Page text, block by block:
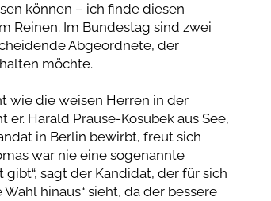
können – ich finde diesen
Reinen. Im Bundestag sind zwei
Abgeordnete, der
möchte.
wie die weisen Herren in der
Harald Prause-Kosubek aus See,
in Berlin bewirbt, freut sich
war nie eine sogenannte
sagt der Kandidat, der für sich
hinaus“ sieht, da der bessere